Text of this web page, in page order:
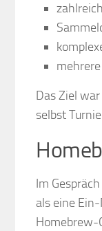
Das Ziel
selbst
Im
als eine
Homebrew-